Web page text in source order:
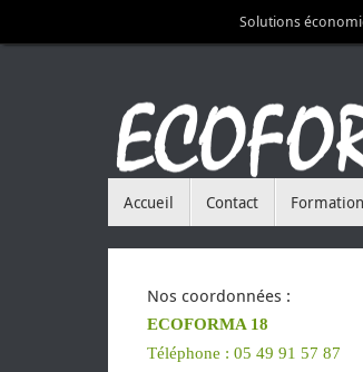
au
Solutions
Accueil Contact
Nos coordonnées :
ECOFORMA 18
Téléphone : 05 49 91 57 87